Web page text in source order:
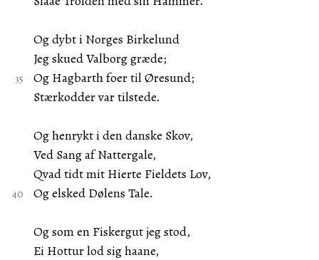
Og dybt i Norges Birkelund
Jeg skued Valborg græde;
Og Hagbarth foer til Øresund;
Stærkodder var tilstede.
Og henrykt i den danske Skov,
Ved Sang af Nattergale,
Qvad tidt mit Hierte Fieldets Lov,
Og elsked Dølens Tale.
Og som en Fiskergut jeg stod,
Ei Hottur lod sig haane,